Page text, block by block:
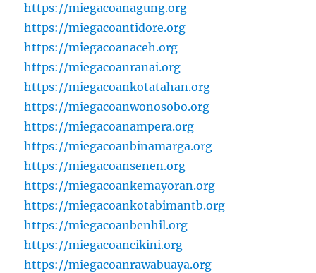
https://miegacoanagung.org
https://miegacoantidore.org
https://miegacoanaceh.org
https://miegacoanranai.org
https://miegacoankotatahan.org
https://miegacoanwonosobo.org
https://miegacoanampera.org
https://miegacoanbinamarga.org
https://miegacoansenen.org
https://miegacoankemayoran.org
https://miegacoankotabimantb.org
https://miegacoanbenhil.org
https://miegacoancikini.org
https://miegacoanrawabuaya.org